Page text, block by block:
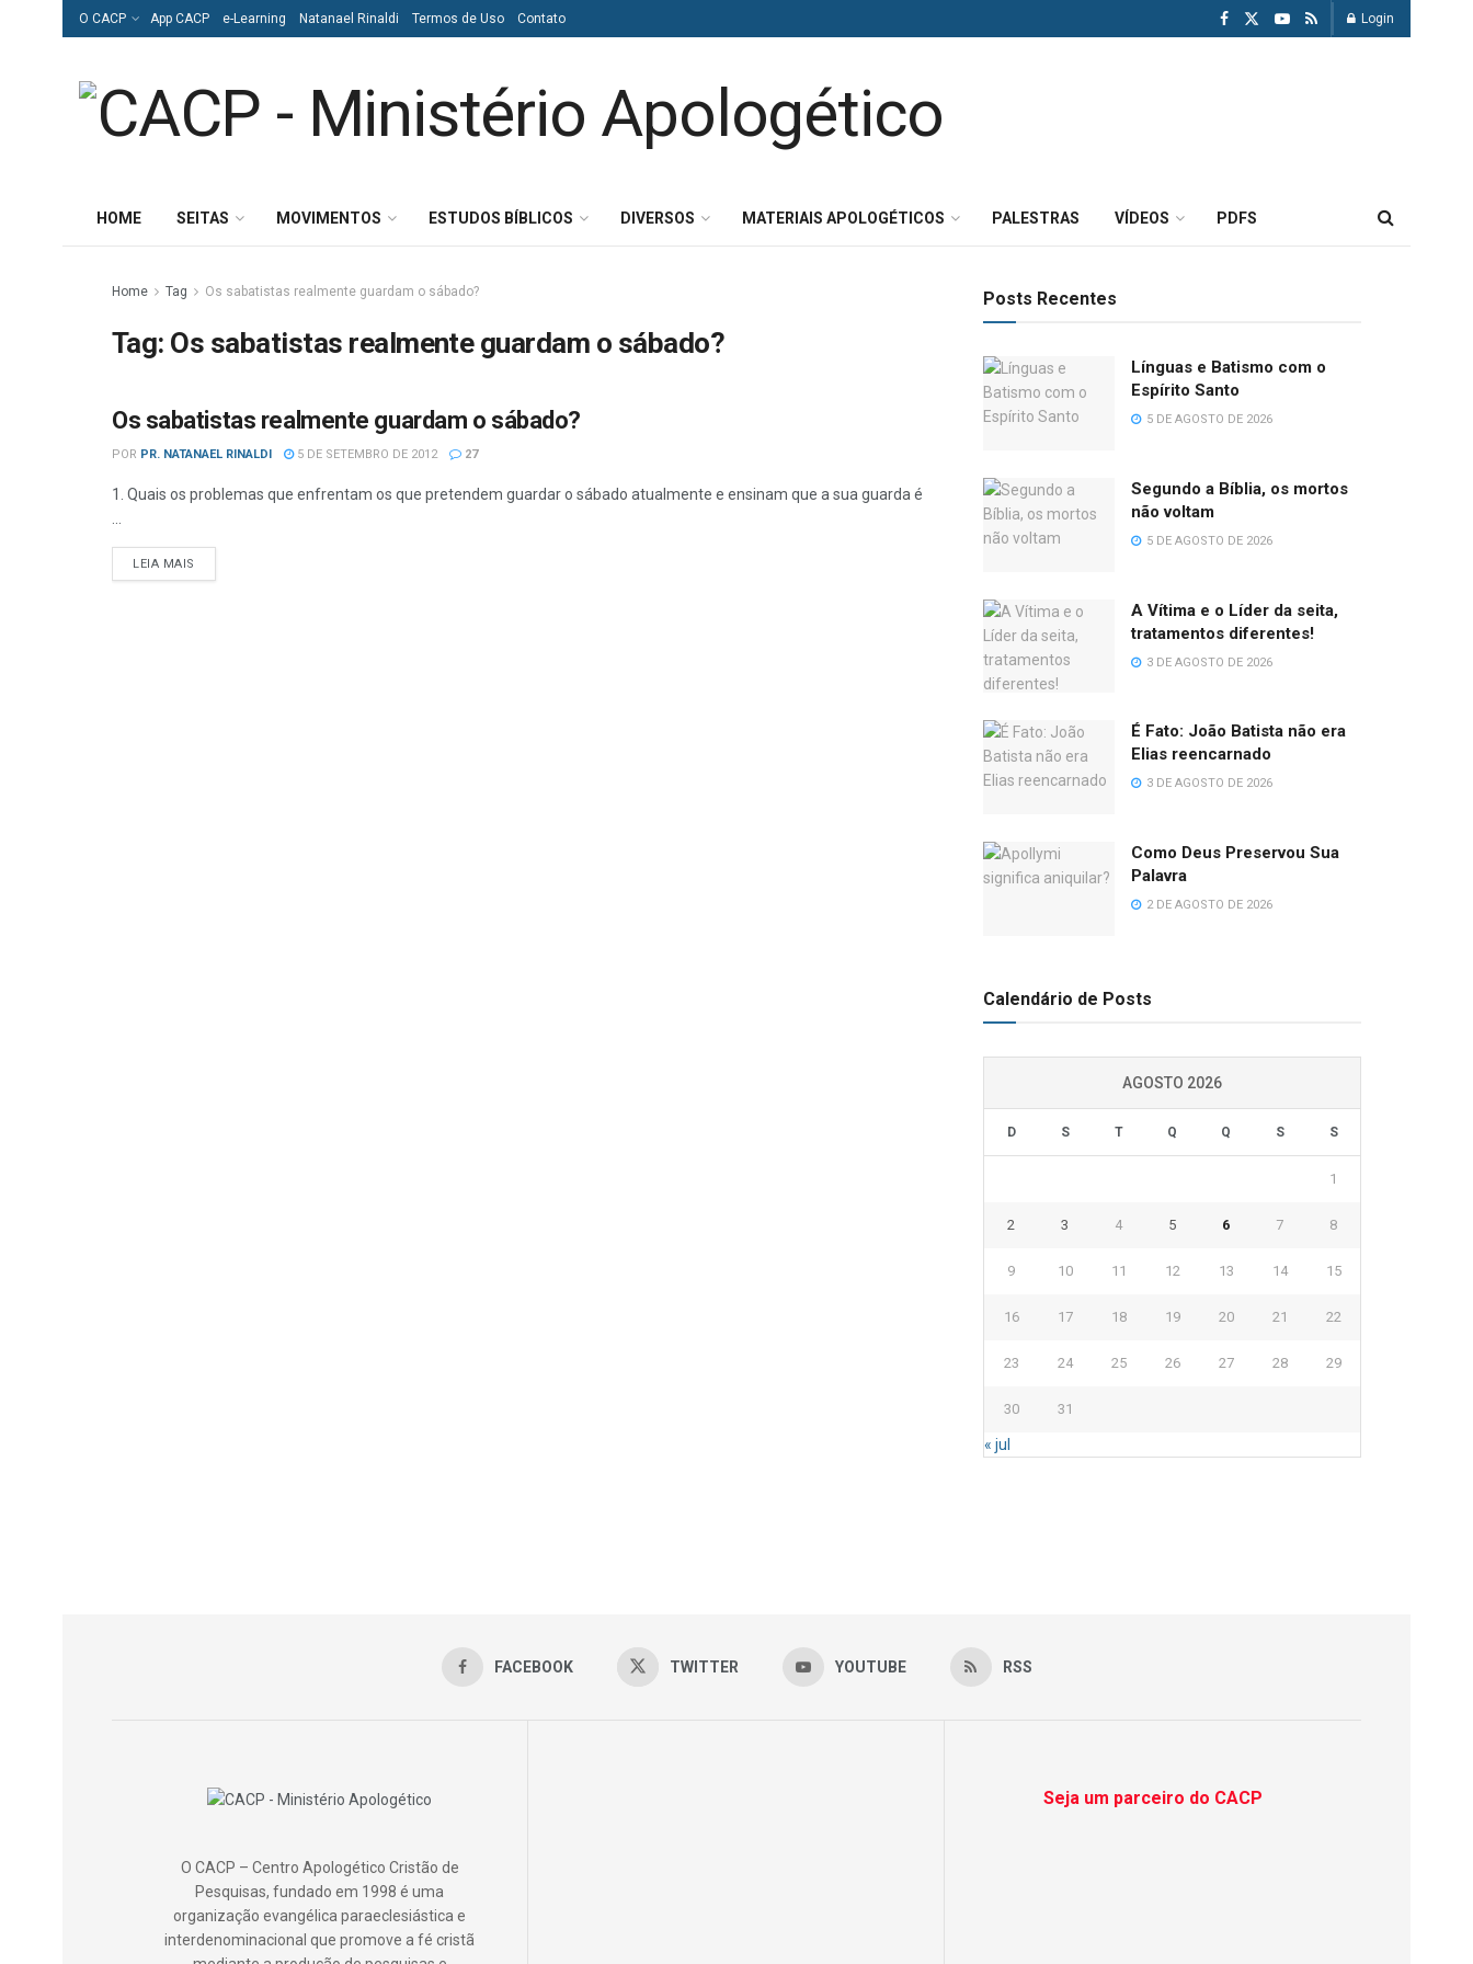
O CACP App CACP e-Learning Natanael Rinaldi Termos de Uso Contato Login
HOME SEITAS MOVIMENTOS ESTUDOS BÍBLICOS DIVERSOS MATERIAIS APOLOGÉTICOS PALESTRAS VÍDEOS PDFS
Home Tag Os sabatistas realmente guardam o sábado?
Tag: Os sabatistas realmente guardam o sábado?
ADVENTISMO
Os sabatistas realmente guardam o sábado?
POR PR. NATANAEL RINALDI 5 DE SETEMBRO DE 2012 27
1. Quais os problemas que enfrentam os que pretendem guardar o sábado atualmente e ensinam que a sua guarda é
LEIA MAIS
Posts Recentes
Línguas e Batismo com o
Espírito Santo
5 DE AGOSTO DE 2026
Segundo a Bíblia, os mortos
não voltam
5 DE AGOSTO DE 2026
A Vítima e o Líder da seita,
tratamentos diferentes!
3 DE AGOSTO DE 2026
É Fato: João Batista não era
Elias reencarnado
3 DE AGOSTO DE 2026
Como Deus Preservou Sua
Palavra
2 DE AGOSTO DE 2026
Calendário de Posts
AGOSTO 2026
D S T Q Q S S
1
2 3 4 5 6 7 8
9 10 11 12 13 14 15
16 17 18 19 20 21 22
23 24 25 26 27 28 29
30 31
« jul
FACEBOOK TWITTER YOUTUBE RSS
O CACP – Centro Apologético Cristão de
Pesquisas, fundado em 1998 é uma
organização evangélica paraeclesiástica e
interdenominacional que promove a fé cristã
Seja um parceiro do CACP